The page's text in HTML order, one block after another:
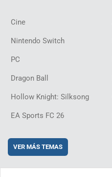
Cine
Nintendo Switch
PC
Dragon Ball
Hollow Knight: Silksong
EA Sports FC 26
VER MÁS TEMAS